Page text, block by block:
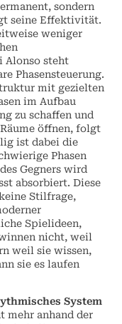
sondern
seine Effektivität.
weniger
Alonso steht
Phasensteuerung.
mit gezielten
im Aufbau
zu schaffen und
öffnen, folgt
ist dabei die
Phasen
Gegners wird
absorbiert. Diese
Stilfrage,
Spielideen,
nicht, weil
weil sie wissen,
sie es laufen
System
mehr anhand der